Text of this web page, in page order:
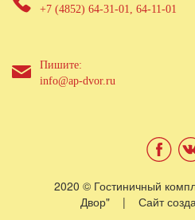
+7 (4852) 64-31-01, 64-11-01
Пишите:
info@ap-dvor.ru
2020 © Гостиничный
Двор" | Сайт